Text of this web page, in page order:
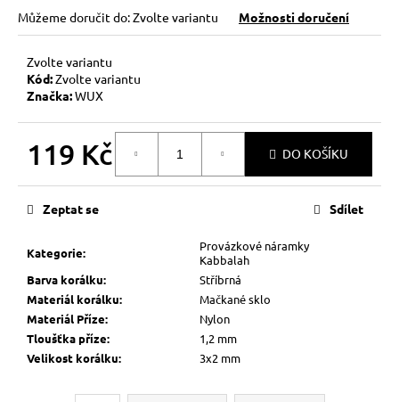
Můžeme doručit do:Zvolte variantu Možnosti doručení
Zvolte variantu
Kód:Zvolte variantu
Značka:WUX
119 Kč DO KOŠÍKU
Kategorie:
Provázkové náramky
Kabbalah
Barva korálku:
Stříbrná
Materiál korálku:
Mačkané sklo
Materiál Příze:
Nylon
Tloušťka příze:
1,2 mm
Velikost korálku: 3x2 mm
Zeptat se Sdílet
FIVE
SILVER
Kč
Původně:
149